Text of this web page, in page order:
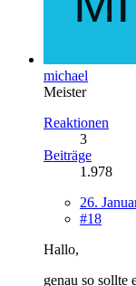
michael
Meister
Reaktionen
3
Beiträge
1.978
26.
#18
Hallo,
genau so sollte